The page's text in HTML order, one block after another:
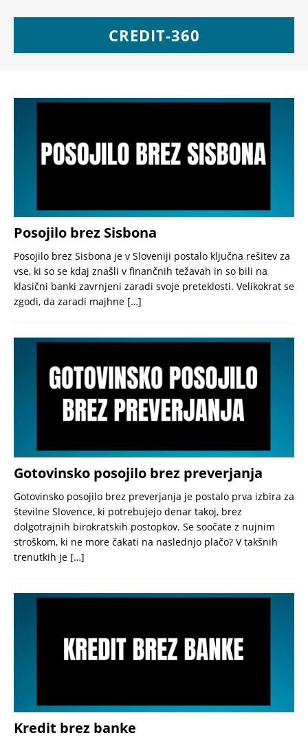
CREDIT-360
Posojilo brez Sisbona
Posojilo brez Sisbona je v Sloveniji postalo ključna rešitev za
vse, ki so se kdaj znašli v finančnih težavah in so bili na
klasični banki zavrnjeni zaradi svoje preteklosti. Velikokrat se
zgodi, da zaradi majhne […]
Gotovinsko posojilo brez preverjanja
Gotovinsko posojilo brez preverjanja je postalo prva izbira za
številne Slovence, ki potrebujejo denar takoj, brez
dolgotrajnih birokratskih postopkov. Se soočate z nujnim
stroškom, ki ne more čakati na naslednjo plačo? V takšnih
trenutkih je […]
Kredit brez banke